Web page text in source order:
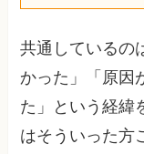
共通しているの
かった」「原因
た」という経緯
はそういった方